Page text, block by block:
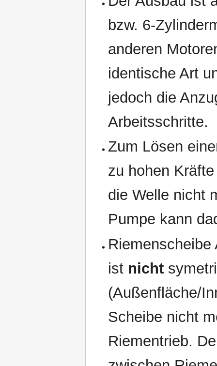
bzw. 6-
anderen
identische Art
jedoch die
Arbeitsschritte.
Zum Lösen
zu hohen
die Welle nicht
Pumpe kann
ist nicht
(Außenfläche/
Scheibe nicht
Riementrieb.